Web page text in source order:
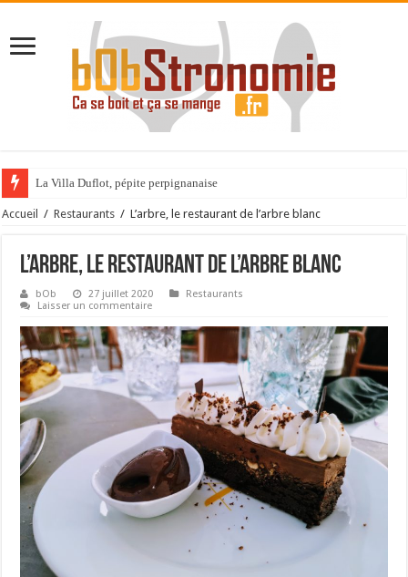
La Villa Duflot, pépite perpignanaise
Champagne !!!
Accueil / Restaurants / L’arbre, le restaurant de l’arbre blanc
L’arbre, le restaurant de l’arbre blanc
bOb 27 juillet 2020
Restaurants
Laisser un commentaire